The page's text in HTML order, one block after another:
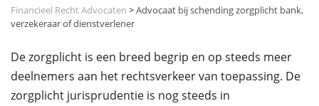
Financieel Recht Advocaten >Advocaat bij schending zorgplicht bank,
verzekeraar of dienstverlener
De zorgplicht is een breed begrip en op steeds meer
deelnemers aan het rechtsverkeer van toepassing. De
zorgplicht jurisprudentie is nog steeds in